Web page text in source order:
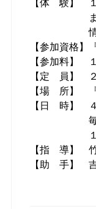
【参加資格
【参加料】
【定 員】
【場 所】
【日 時】
毎週土曜
【指 導】
【助 手】